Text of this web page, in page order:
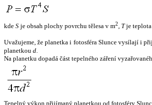
kde S je obsah plochy povrchu tělesa v m2, Tje teplota
Uvažujeme, že planetka i fotosféra Slunce vysílají i
planetkou d.
Na planetku dopadá část tepelného záření
Tepelný výkon přijímaný planetkou od fotosféry